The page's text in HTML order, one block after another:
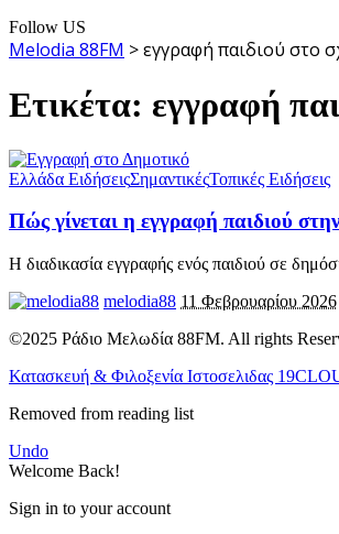
Follow US
Melodia 88FM >εγγραφή παιδιού στο
Ετικέτα: εγγραφή
Ελλάδα ΕιδήσειςΣημαντικέςΤοπικές Ειδήσεις
Πώς γίνεται η εγγραφή παιδιού
Η διαδικασία εγγραφής ενός παιδιού σε
melodia88 11 Φεβρουαρίου 2026
©2025 Ράδιο Μελωδία 88FM. All rights
Κατασκευή & Φιλοξενία Ιστοσελιδας
Removed from reading list
Undo
Welcome Back!
Sign in to your account